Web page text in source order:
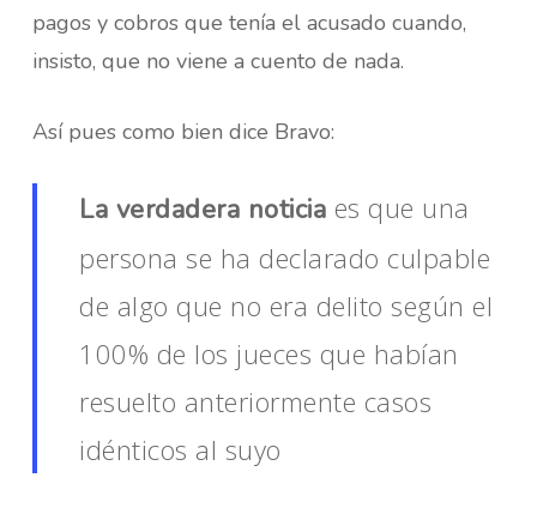
pagos y cobros que tenía el acusado cuando,
insisto, que no viene a cuento de nada.
Así pues como bien dice Bravo:
La verdadera noticia es que una
persona se ha declarado culpable
de algo que no era delito según el
100% de los jueces que habían
resuelto anteriormente casos
idénticos al suyo